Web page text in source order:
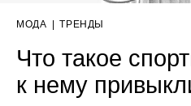
МОДА | ТРЕНДЫ
Что такое
к нему